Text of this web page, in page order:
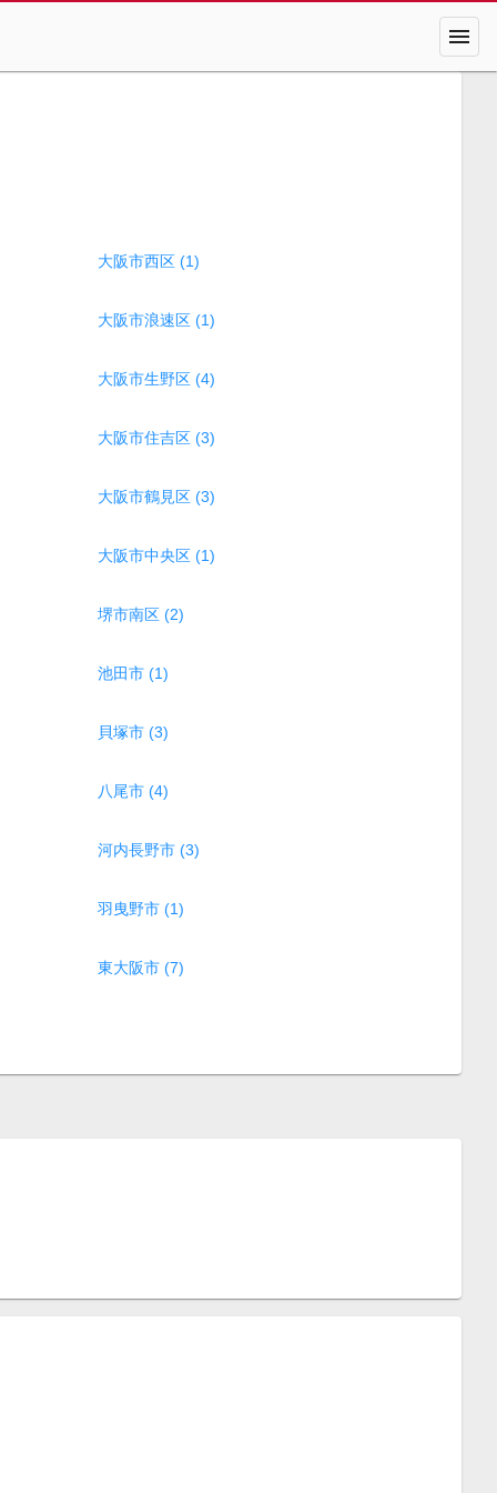
menu
大阪市西区 (1)
大阪市浪速区 (1)
大阪市生野区 (4)
大阪市住吉区 (3)
大阪市鶴見区 (3)
大阪市中央区 (1)
堺市南区 (2)
池田市 (1)
貝塚市 (3)
八尾市 (4)
河内長野市 (3)
羽曳野市 (1)
東大阪市 (7)